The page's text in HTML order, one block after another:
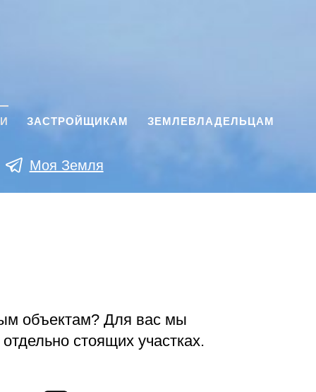
ЗАСТРОЙЩИКАМ ЗЕМЛЕВЛАДЕЛЬЦАМ
Моя Земля
объектам? Для вас мы
стоящих участках.